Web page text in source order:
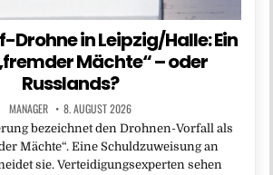
in Leipzig/Halle: Ein
Mächte“ – oder
Russlands?
MANAGER 8. AUGUST 2026
bezeichnet den Drohnen-Vorfall als
Mächte“. Eine Schuldzuweisung an
sie. Verteidigungsexperten sehen